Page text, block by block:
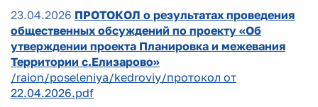
23.04.2026 ПРОТОКОЛ о результатах проведения
общественных обсуждений по проекту «Об
утверждении проекта Планировка и межевания
Территории с.Елизарово»
/raion/poseleniya/kedroviy/протокол от
22.04.2026.pdf